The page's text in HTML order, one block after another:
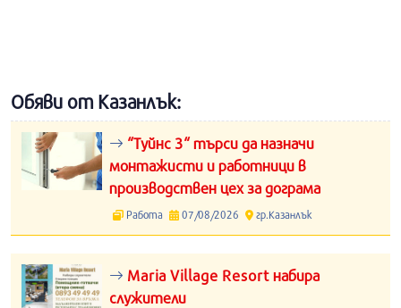
Обяви от Казанлък:
“Туйнс 3“ търси да назначи
монтажисти и работници в
производствен цех за дограма
Работа 07/08/2026 гр.Казанлък
Maria Village Resort набира
служители